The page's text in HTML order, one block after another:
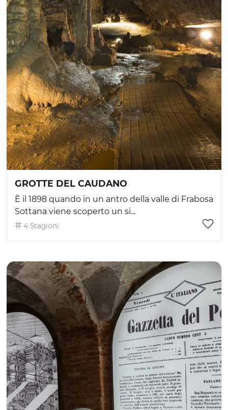
GROTTE DEL CAUDANO
È il 1898 quando in un antro della valle di Frabosa
Sottana viene scoperto un si...
4 Stagioni